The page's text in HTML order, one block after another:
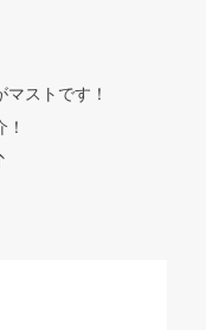
ストです！